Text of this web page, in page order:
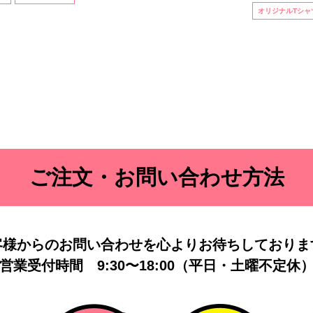
オリジナルTシャ
ご注文・お問い合わせ方法
からのお問い合わせを心よりお待ちしておりま
業受付時間 9:30〜18:00（平日・土曜不定休）